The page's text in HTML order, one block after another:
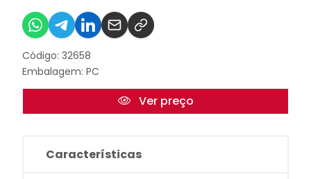
Código: 32658
Embalagem: PC
Ver preço
Características